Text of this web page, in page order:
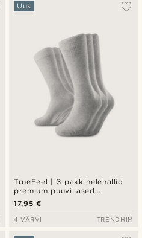
TrueFeel | 3-pakk helehallid
premium puuvillased
tennisesokid
Uus
17,95 €
4 VÄRVI TRENDHIM